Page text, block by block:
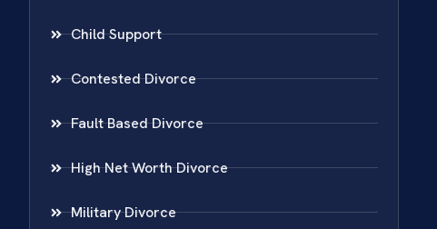
Child Support
Contested Divorce
Fault Based Divorce
High Net Worth Divorce
Military Divorce